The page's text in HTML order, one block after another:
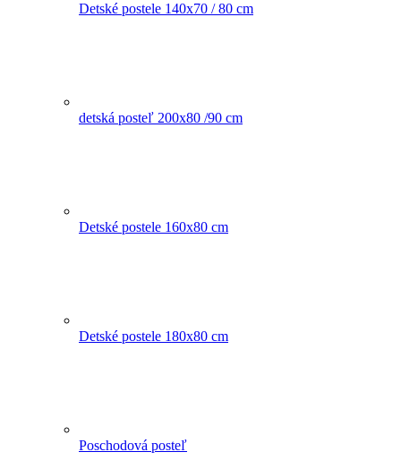
Detské postele 140x70 / 80 cm
detská posteľ 200x80 /90 cm
Detské postele 160x80 cm
Detské postele 180x80 cm
Poschodová posteľ